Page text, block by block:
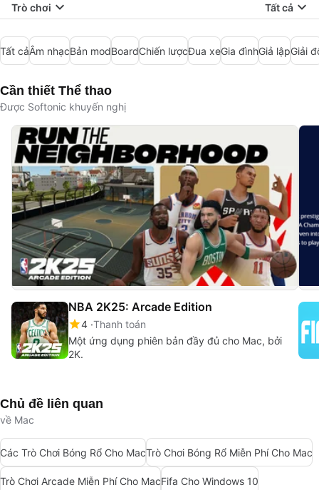
Trò chơi Tất cả
Tất cảÂm nhạcBản modBoardChiến lượcĐua xeGia đìnhGiả lậpGiải
Cần thiết Thể thao
Được Softonic khuyến nghị
NBA 2K25: Arcade Edition
4 Thanh toán
Một ứng dụng phiên bản đầy đủ cho Mac, bởi
2K.
Chủ đề liên quan
về Mac
Các Trò Chơi Bóng Rổ Cho MacTrò Chơi Bóng Rổ Miễn Phí Cho Mac
Trò Chơi Arcade Miễn Phí Cho MacFifa Cho Windows 10